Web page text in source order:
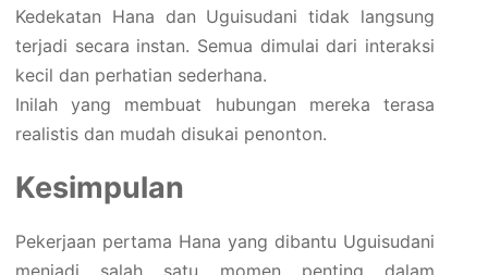
Kedekatan Hana dan Uguisudani tidak langsung
terjadi secara instan. Semua dimulai dari interaksi
kecil dan perhatian sederhana.
Inilah yang membuat hubungan mereka terasa
realistis dan mudah disukai penonton.
Kesimpulan
Pekerjaan pertama Hana yang dibantu Uguisudani
menjadi salah satu momen penting dalam